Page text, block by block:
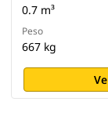
0.7 m³
Peso
667 kg